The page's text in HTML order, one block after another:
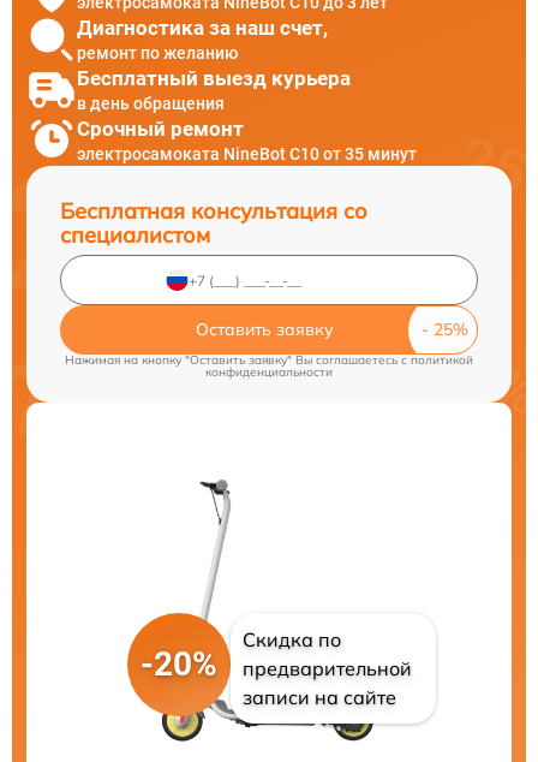
Диагностика за наш счет,
ремонт по желанию
Бесплатный выезд курьера
в день обращения
Срочный ремонт
электросамоката NineBot С10 от 35 минут
Бесплатная консультация со
специалистом
Оставить заявку
Нажимая на кнопку "Оставить заявку" Вы соглашаетесь c политикой
конфиденциальности
-20%
Скидка по
предварительной
записи на сайте